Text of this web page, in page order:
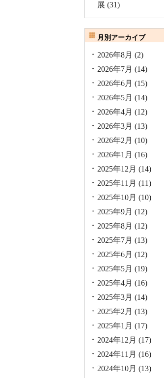
展 (31)
月別アーカイブ
2026年8月 (2)
2026年7月 (14)
2026年6月 (15)
2026年5月 (14)
2026年4月 (12)
2026年3月 (13)
2026年2月 (10)
2026年1月 (16)
2025年12月 (14)
2025年11月 (11)
2025年10月 (10)
2025年9月 (12)
2025年8月 (12)
2025年7月 (13)
2025年6月 (12)
2025年5月 (19)
2025年4月 (16)
2025年3月 (14)
2025年2月 (13)
2025年1月 (17)
2024年12月 (17)
2024年11月 (16)
2024年10月 (13)